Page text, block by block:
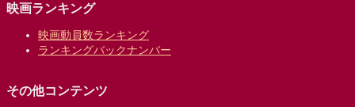
映画ランキング
映画動員数ランキング
ランキングバックナンバー
その他コンテンツ